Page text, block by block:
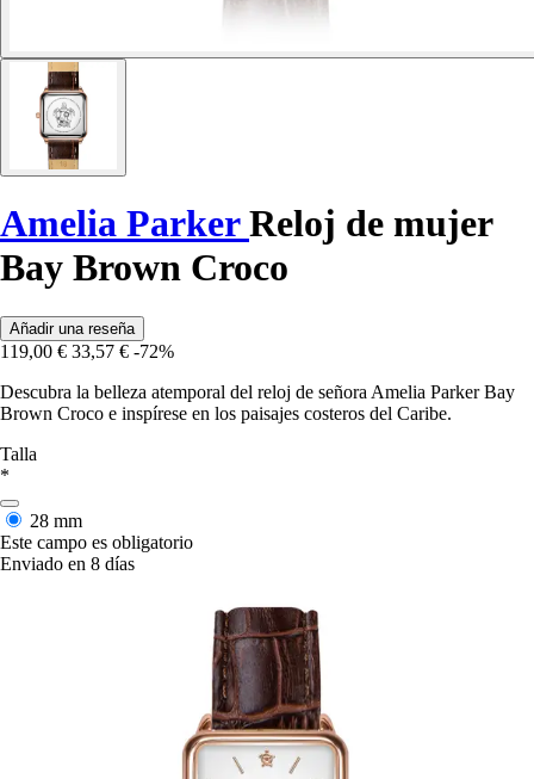
Amelia ParkerReloj de mujer
Bay Brown Croco
Añadir una reseña
119,00 € 33,57 € -72%
Descubra la belleza atemporal del reloj de señora Amelia Parker Bay
Brown Croco e inspírese en los paisajes costeros del Caribe.
Talla
*
28 mm
Este campo es obligatorio
Enviado en 8 días